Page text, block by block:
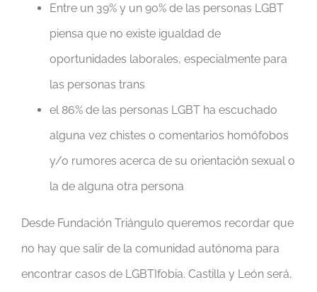
Entre un 39% y un 90% de las personas LGBT
piensa que no existe igualdad de
oportunidades laborales, especialmente para
las personas trans
el 86% de las personas LGBT ha escuchado
alguna vez chistes o comentarios homófobos
y/o rumores acerca de su orientación sexual o
la de alguna otra persona
Desde Fundación Triángulo queremos recordar que
no hay que salir de la comunidad autónoma para
encontrar casos de LGBTIfobia. Castilla y León será,